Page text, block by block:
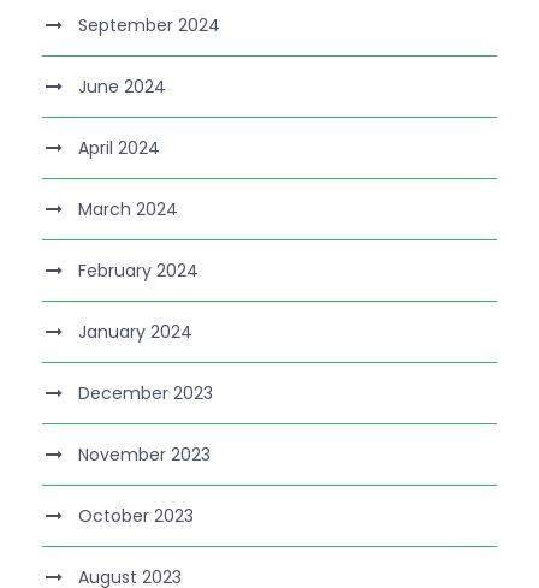
September 2024
June 2024
April 2024
March 2024
February 2024
January 2024
December 2023
November 2023
October 2023
August 2023